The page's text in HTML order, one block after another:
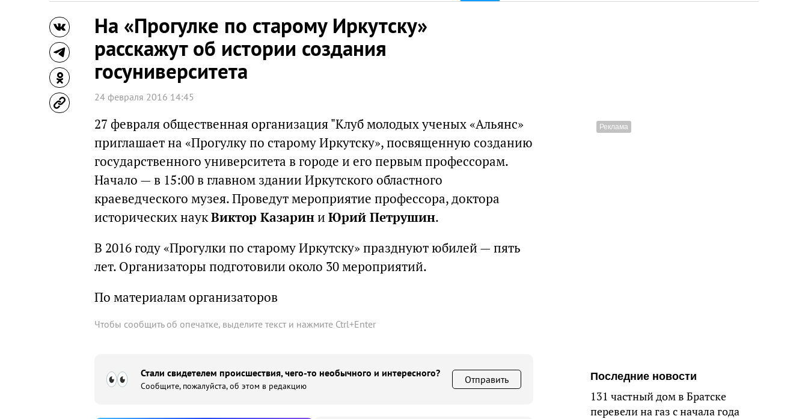
На «Прогулке по старому Иркутску»
расскажут об истории создания
госуниверситета
24 февраля 2016 14:45
27 февраля общественная организация "Клуб молодых ученых «Альянс»
приглашает на «Прогулку по старому Иркутску», посвященную созданию
государственного университета в городе и его первым профессорам.
Начало — в 15:00 в главном здании Иркутского областного
краеведческого музея. Проведут мероприятие профессора, доктора
исторических наукВиктор Казарини Юрий Петрушин.
В 2016 году «Прогулки по старому Иркутску» празднуют юбилей — пять
лет. Организаторы подготовили около 30 мероприятий.
По материалам организаторов
Чтобы сообщить об опечатке, выделите текст и нажмите Ctrl+Enter
Стали свидетелем происшествия, чего-то необычного и интересного?
Сообщите, пожалуйста, об этом в редакцию
Отправить Последние новости
131 частный дом в Братске
перевели на газ с начала года